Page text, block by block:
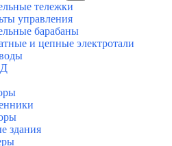
тележки
управления
барабаны
и цепные электротали
здания